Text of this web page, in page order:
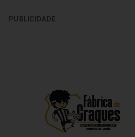
PUBLICIDADE